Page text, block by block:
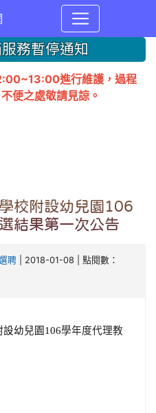
務暫停通知
進行維護，過程
便之處敬請見諒。
校附設幼兒園106
結果第一次公告
聘| 2018-01-08 | 點閱數：
幼兒園106學年度代理教